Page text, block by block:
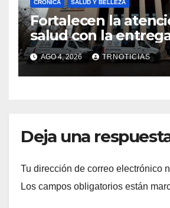
CRÓNICA SALUD Y BELLEZA
Fortalecen la
salud con la
nuevas
Cauquenes y
AGO 4, 2026 TRNOTICIAS
Deja una
Tu dirección de correo electrónico
Los campos obligatorios están